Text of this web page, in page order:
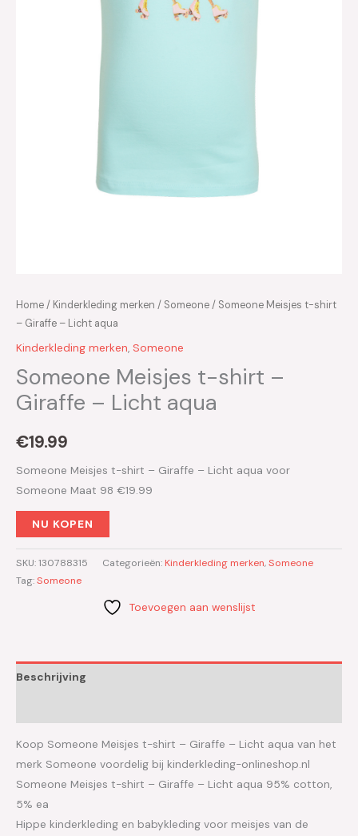
Home/ Kinderkleding merken / Someone/ Someone Meisjes t-shirt
– Giraffe – Licht aqua
Kinderkleding merken, Someone
Someone Meisjes t-shirt –
Giraffe – Licht aqua
€19.99
Someone Meisjes t-shirt – Giraffe – Licht aqua voor
Someone Maat 98 €19.99
NU KOPEN
SKU:130788315 Categorieën: Kinderkleding merken,Someone
Tag:Someone
Toevoegen aan wenslijst
Beschrijving
Koop Someone Meisjes t-shirt – Giraffe – Licht aqua van het
merk Someone voordelig bij kinderkleding-onlineshop.nl
Someone Meisjes t-shirt – Giraffe – Licht aqua 95% cotton,
5% ea
Hippe kinderkleding en babykleding voor meisjes van de